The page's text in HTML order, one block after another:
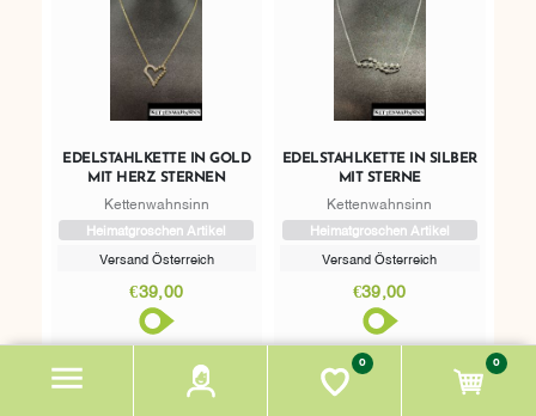
0 0
EDELSTAHLKETTE IN GOLD
MIT HERZ STERNEN
Kettenwahnsinn
Heimatgroschen Artikel
Versand Österreich
€39,00
EDELSTAHLKETTE IN SILBER
MIT STERNE
Kettenwahnsinn
Heimatgroschen Artikel
Versand Österreich
€39,00
Entfernung: -